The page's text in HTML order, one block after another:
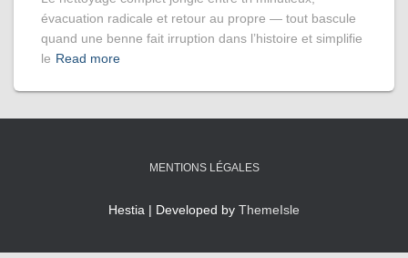
évacuation radicale et retour au propre — tout bascule
quand une benne fait irruption dans l’histoire et simplifie
le Read more
MENTIONS LÉGALES
Hestia | Developed by ThemeIsle